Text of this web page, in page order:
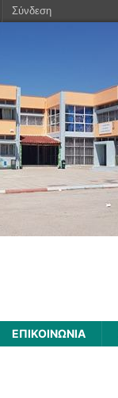
ΕΠΙΚΟΙΝΩΝΙΑ
Σύνδεση